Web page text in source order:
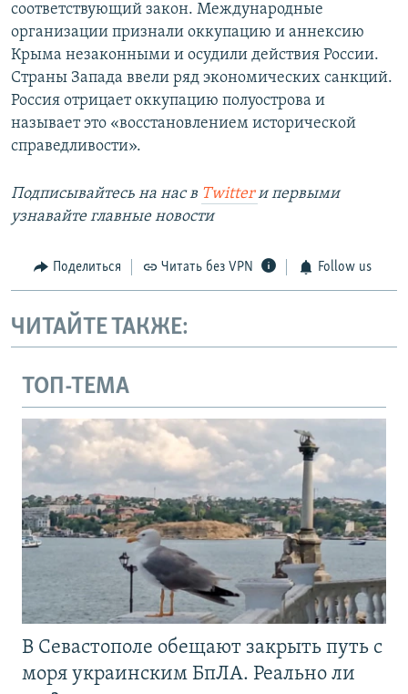
соответствующий закон. Международные
организации признали оккупацию и аннексию
Крыма незаконными и осудили действия России.
Страны Запада ввели ряд экономических санкций.
Россия отрицает оккупацию полуострова и
называет это «восстановлением исторической
справедливости».
Подписывайтесь на наc в Twitterи первыми
узнавайте главные новости
Поделиться Читать без VPN Follow us
ЧИТАЙТЕ ТАКЖЕ:
ТОП-ТЕМА
В Севастополе обещают закрыть путь с
моря украинским БпЛА. Реально ли